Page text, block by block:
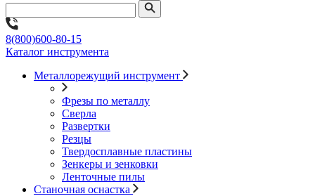
8(800)600-80-15
Каталог инструмента
Металлорежущий инструмент
Фрезы по металлу
Сверла
Развертки
Резцы
Твердосплавные пластины
Зенкеры и зенковки
Ленточные пилы
Станочная оснастка